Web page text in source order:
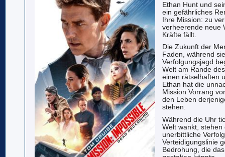
Ethan Hunt und
ein gefährliches
Ihre Mission: zu
verheerende neue
Kräfte fällt.
Die Zukunft der
Faden, während
Verfolgungsjagd
Welt am Rande
einen rätselhaften
Ethan hat die
Mission Vorrang
den Leben
stehen.
Während die Uhr
Welt wankt,
unerbittliche
Verteidigungslinie
Bedrohung, die